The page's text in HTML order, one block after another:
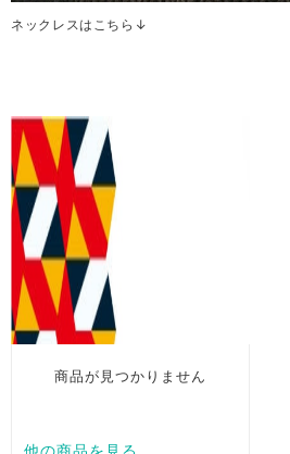
ネックレスはこちら↓